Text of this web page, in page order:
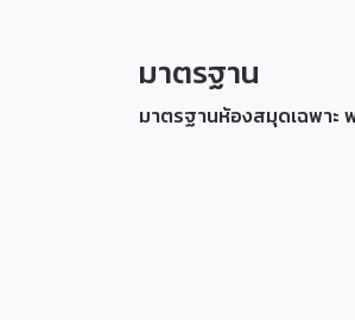
มาตรฐาน
มาตรฐานห้องสมุดเฉพาะ